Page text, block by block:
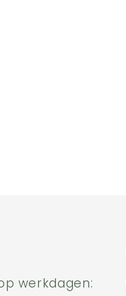
werkdagen: